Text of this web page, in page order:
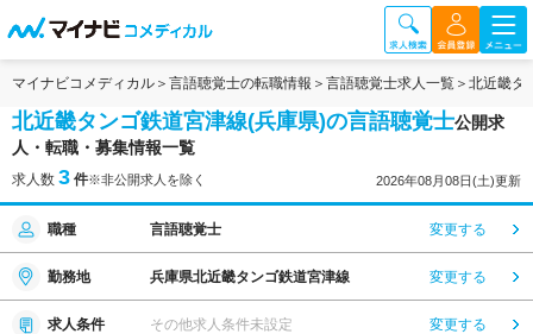
マイナビコメディカル 言語聴覚士の転職情報 言語聴覚士求人一覧 北近畿タ
北近畿タンゴ鉄道宮津線(兵庫県)の言語聴覚士公開求
人・転職・募集情報一覧
求人数 3 件※非公開求人を除く 2026年08月08日(土)更新
職種 言語聴覚士 変更する
勤務地 兵庫県北近畿タンゴ鉄道宮津線 変更する
求人条件 その他求人条件未設定 変更する